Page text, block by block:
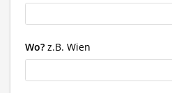
Wo? z.B. Wien